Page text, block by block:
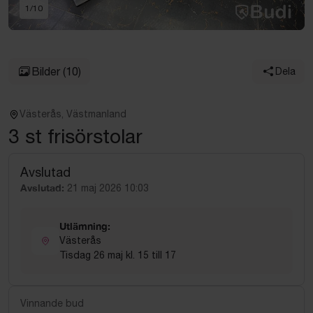
1 /10
Bilder (10) Dela
Västerås, Västmanland
3 st frisörstolar
Avslutad
Avslutad: 21 maj 2026 10:03
Utlämning:
Västerås
Tisdag 26 maj kl. 15 till 17
Vinnande bud